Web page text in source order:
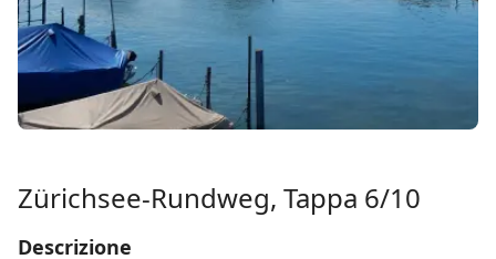
Zürichsee-Rundweg, Tappa 6/10
Descrizione